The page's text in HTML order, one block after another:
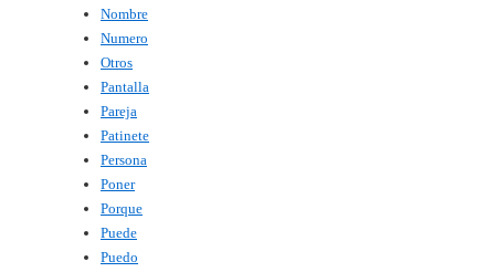
Nombre
Numero
Otros
Pantalla
Pareja
Patinete
Persona
Poner
Porque
Puede
Puedo